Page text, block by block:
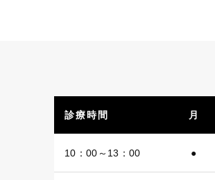
診療時間 月
10：00～13：00 ●